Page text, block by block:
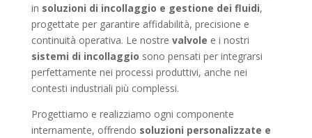
in soluzioni di incollaggio e gestione dei fluidi,
progettate per garantire affidabilità, precisione e
continuità operativa. Le nostre valvole e i nostri
sistemi di incollaggio sono pensati per integrarsi
perfettamente nei processi produttivi, anche nei
contesti industriali più complessi.
Progettiamo e realizziamo ogni componente
internamente, offrendo soluzioni personalizzate e